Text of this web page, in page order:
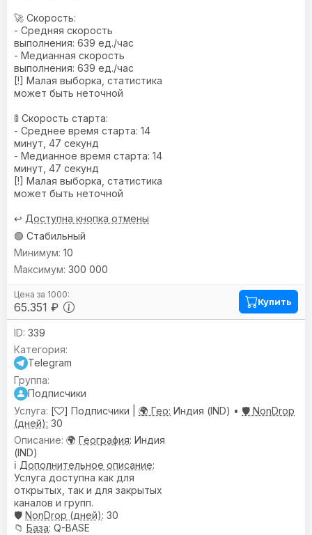
🚀 Скорость:
- Средняя скорость
выполнения: 639 ед./час
- Медианная скорость
выполнения: 639 ед./час
[!] Малая выборка, статистика
может быть неточной
🚦 Скорость старта:
- Среднее время старта: 14
минут, 47 секунд
- Медианное время старта: 14
минут, 47 секунд
[!] Малая выборка, статистика
может быть неточной
↩️ Доступна кнопка отмены
🟢 Стабильный
65.351 ₽
10
300 000
Купить
339
Telegram
Подписчики
[
] Подписчики | 🌍 Гео: Индия (IND) • 🛡️ NonDrop
(дней): 30
🌍 География: Индия
(IND)
ℹ️ Дополнительное описание:
Услуга доступна как для
открытых, так и для закрытых
каналов и групп.
🛡️ NonDrop (дней): 30
📁 База: Q-BASE